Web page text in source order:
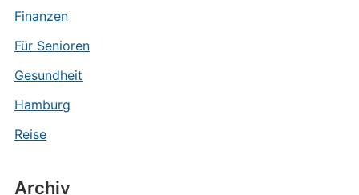
Finanzen
Für Senioren
Gesundheit
Hamburg
Reise
Archiv